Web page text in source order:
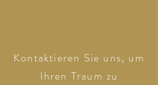
Kontaktieren Sie uns, um
Ihren Traum zu